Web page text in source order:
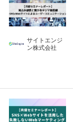
サイトエンジ
ン株式会社